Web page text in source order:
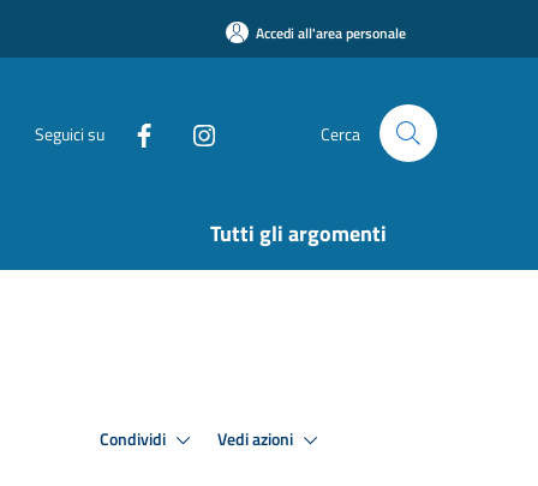
Accedi all'area personale
Seguici su Cerca
Tutti gli argomenti
Condividi Vedi azioni